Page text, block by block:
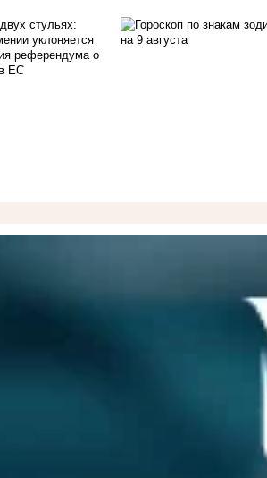
стульях:
уклоняется
референдума о
ЕС